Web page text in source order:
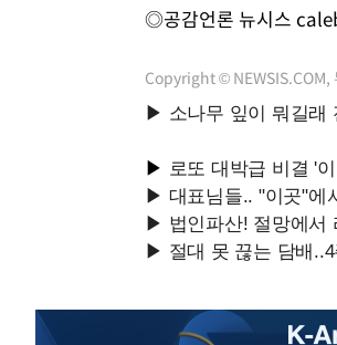
◎공감언론 뉴시스
Copyright © NEWSIS.COM,